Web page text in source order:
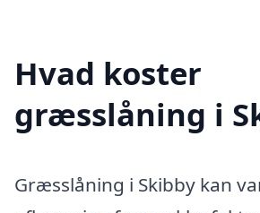
Hvad koster
græsslåning i
Græsslåning i Skibby kan